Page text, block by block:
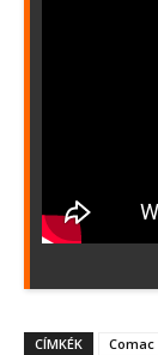
CÍMKÉK Comac